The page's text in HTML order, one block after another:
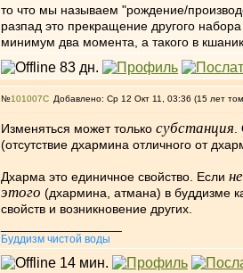
то что мы называем "рождение/
разпад это прекращение другого
минимум два момента, а такого в
№101007 Добавлено: Ср 12 Окт 11, 03:36 (15 лет
Изменяться может только субстанция
(отсутствие дхармина отличного от
Дхарма это единичное свойство. Если
этого (дхармина, атмана) в буддизме
свойств и возникновение других.
Буддизм чистой воды